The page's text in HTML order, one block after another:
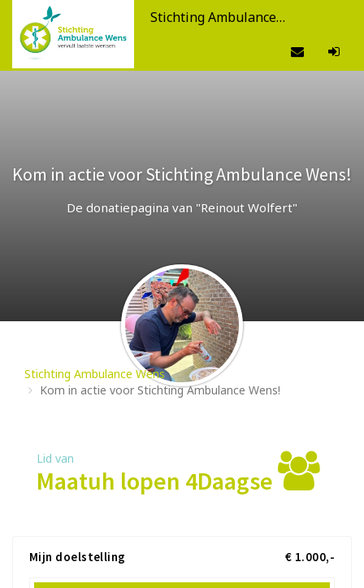
Stichting Ambulance Wens
Kom in actie voor Stichting Ambulance Wens!
De donatiepagina van "Reinout Wolfert"
Stichting Ambulance Wens
Kom in actie voor Stichting Ambulance Wens!
Lid van
Maatuh lopen 4Daagse
Mijn doelstelling € 1.000,-